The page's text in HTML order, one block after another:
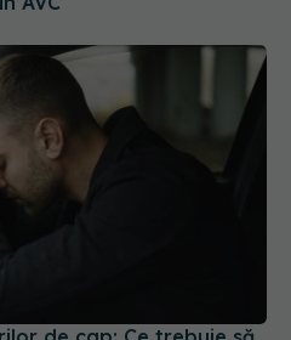
de cap: Ce trebuie să